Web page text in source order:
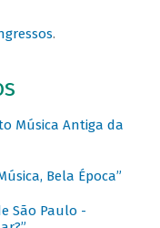
.
Música Antiga da
Bela Época”
São Paulo -